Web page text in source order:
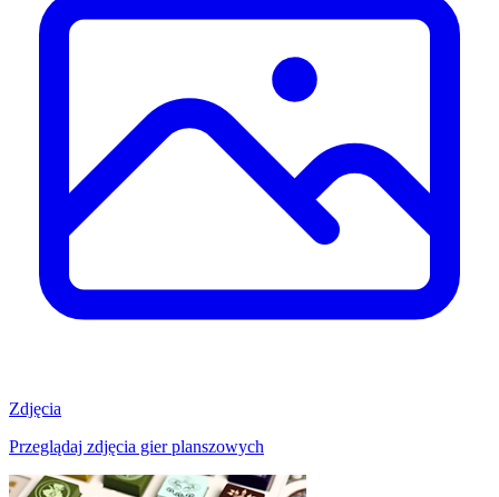
Zdjęcia
Przeglądaj zdjęcia gier planszowych